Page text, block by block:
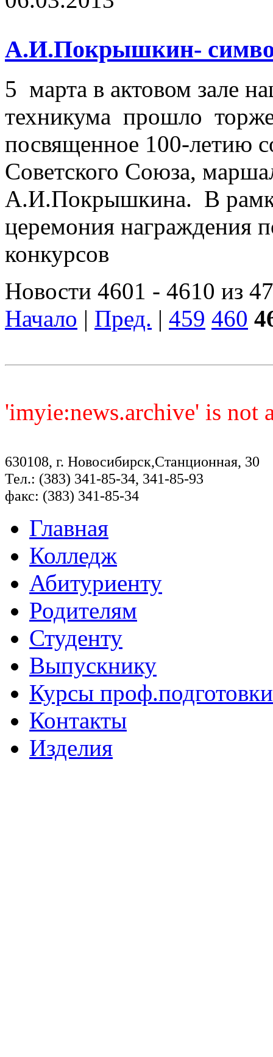
А.И.Покрышкин-
5 марта в актовом зале
техникума прошло
посвященное 100-летию
Советского Союза,
А.И.Покрышкина. В
церемония награждения
конкурсов
Новости 4601 - 4610 из
Начало | Пред. | 459 460
'imyie:news.archive' is not
630108, г. Новосибирск,Станционная, 30
Тел.: (383) 341-85-34, 341-85-93
факс: (383) 341-85-34
Главная
Колледж
Абитуриенту
Родителям
Студенту
Выпускнику
Курсы проф.подготовки
Контакты
Изделия